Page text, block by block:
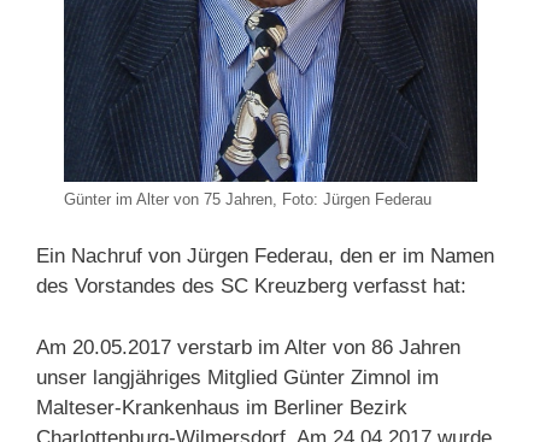
Günter im Alter von 75 Jahren, Foto: Jürgen Federau
Ein Nachruf von Jürgen Federau, den er im Namen
des Vorstandes des SC Kreuzberg verfasst hat:
Am 20.05.2017 verstarb im Alter von 86 Jahren
unser langjähriges Mitglied Günter Zimnol im
Malteser-Krankenhaus im Berliner Bezirk